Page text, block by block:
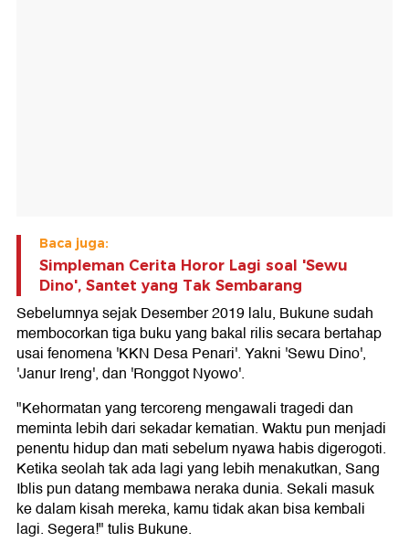
Baca juga:
Simpleman Cerita Horor Lagi soal 'Sewu
Dino', Santet yang Tak Sembarang
Sebelumnya sejak Desember 2019 lalu, Bukune sudah
membocorkan tiga buku yang bakal rilis secara bertahap
usai fenomena 'KKN Desa Penari'. Yakni 'Sewu Dino',
'Janur Ireng', dan 'Ronggot Nyowo'.
"Kehormatan yang tercoreng mengawali tragedi dan
meminta lebih dari sekadar kematian. Waktu pun menjadi
penentu hidup dan mati sebelum nyawa habis digerogoti.
⁣⁣Ketika seolah tak ada lagi yang lebih menakutkan, Sang
Iblis pun datang membawa neraka dunia.⁣⁣ Sekali masuk
ke dalam kisah mereka, kamu tidak akan bisa kembali
lagi.⁣⁣ Segera!" tulis Bukune.